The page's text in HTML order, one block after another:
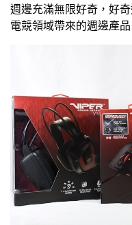
週邊充滿無限好奇，好
電競領域帶來的週邊產